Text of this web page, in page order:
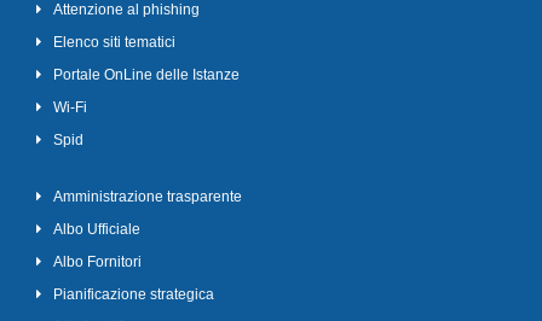
Attenzione al phishing
Elenco siti tematici
Portale OnLine delle Istanze
Wi-Fi
Spid
Amministrazione trasparente
Albo Ufficiale
Albo Fornitori
Pianificazione strategica